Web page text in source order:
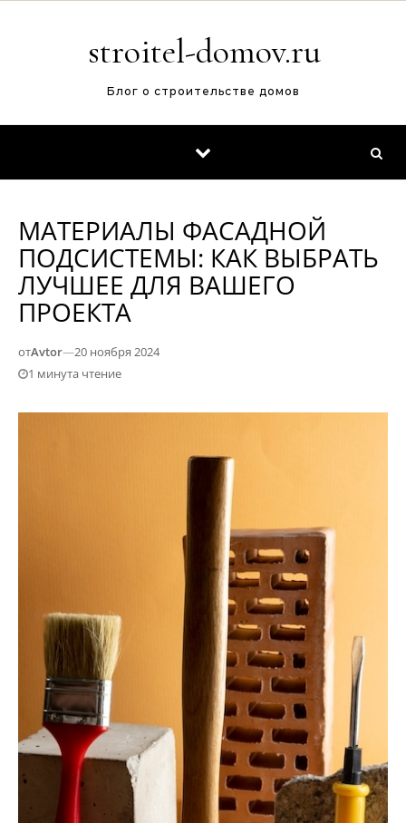
stroitel-domov.ru
Блог о строительстве домов
МАТЕРИАЛЫ ФАСАДНОЙ
ПОДСИСТЕМЫ: КАК ВЫБРАТЬ
ЛУЧШЕЕ ДЛЯ ВАШЕГО
ПРОЕКТА
отAvtor—20 ноября 2024
1 минута чтение